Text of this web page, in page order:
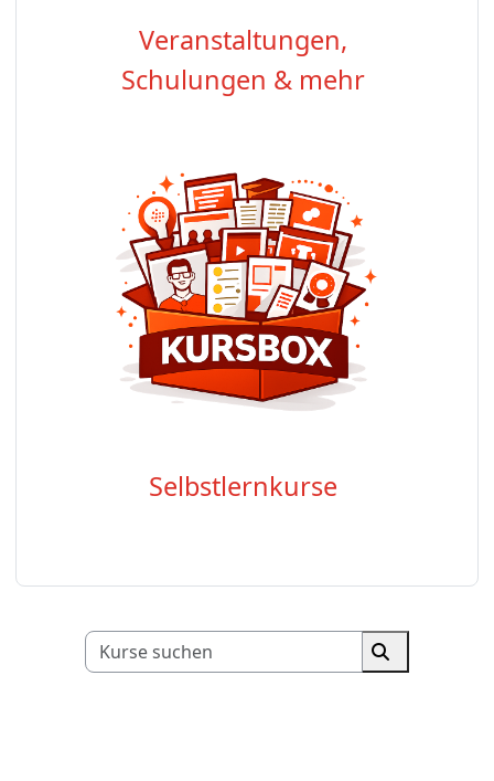
Veranstaltungen,
Schulungen & mehr
Selbstlernkurse
Kurse suchen
Kurse